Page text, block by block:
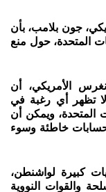
جون بلامب، بأن
المتحدة، حول منع
الأمريكي، أن
تظهر أي رغبة في
المتحدة، ويمكن أن
خاطئة وسوء
كبيرة لواشنطن،
والقوات النووية